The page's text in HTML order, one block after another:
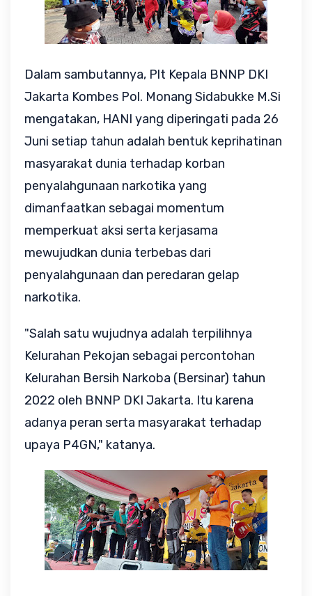
Dalam sambutannya, Plt Kepala BNNP DKI
Jakarta Kombes Pol. Monang Sidabukke M.Si
mengatakan, HANI yang diperingati pada 26
Juni setiap tahun adalah bentuk keprihatinan
masyarakat dunia terhadap korban
penyalahgunaan narkotika yang
dimanfaatkan sebagai momentum
memperkuat aksi serta kerjasama
mewujudkan dunia terbebas dari
penyalahgunaan dan peredaran gelap
narkotika.
"Salah satu wujudnya adalah terpilihnya
Kelurahan Pekojan sebagai percontohan
Kelurahan Bersih Narkoba (Bersinar) tahun
2022 oleh BNNP DKI Jakarta. Itu karena
adanya peran serta masyarakat terhadap
upaya P4GN," katanya.